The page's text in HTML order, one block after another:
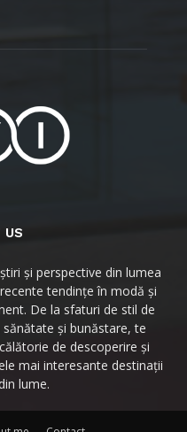
US
și perspective din lumea
tendințe în modă și
De la sfaturi de stil de
și bunăstare, te
de descoperire și
mai interesante destinații
lume.